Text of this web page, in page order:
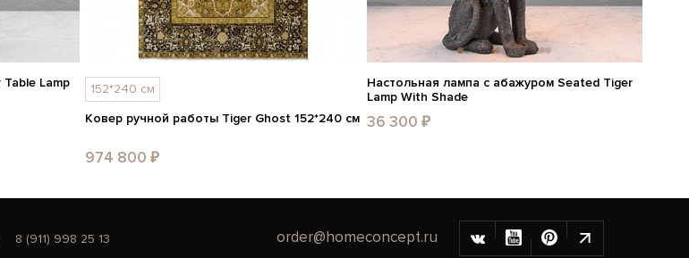
Lamp
152*240 см
Ковер ручной работы Tiger Ghost 152*240 см
974 800 ₽
Настольная лампа с абажуром Seated Tiger
Lamp With Shade
36 300 ₽
8 (911) 998 25 13 order@homeconcept.ru